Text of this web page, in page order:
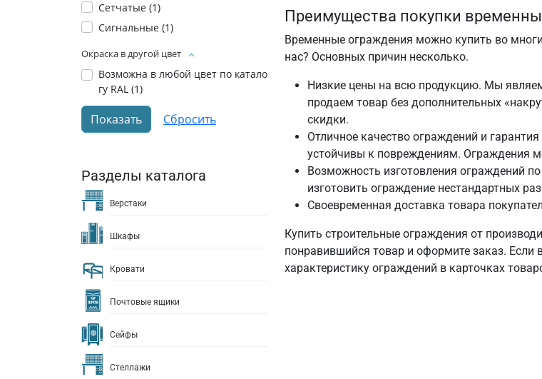
Сетчатые (1)
Сигнальные (1)
Окраска в другой цвет
Возможна в любой цвет по катало
гу RAL (1)
Разделы каталога
Верстаки
Шкафы
Кровати
Почтовые ящики
Сейфы
Стеллажи
Преимущества покупки
Временные ограждения можно купить во
нас? Основных причин несколько.
Низкие цены на всю продукцию. Мы
продаем товар без дополнительных
скидки.
Отличное качество ограждений и
устойчивы к повреждениям. Ограждения
Возможность изготовления ограждений
изготовить ограждение нестандартных
Своевременная доставка товара
Купить строительные ограждения от
понравившийся товар и оформите заказ. Если
характеристику ограждений в карточках